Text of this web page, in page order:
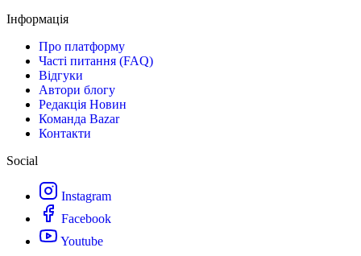
Інформація
Про платформу
Часті питання (FAQ)
Відгуки
Автори блогу
Редакція Новин
Команда Bazar
Контакти
Social
Instagram
Facebook
Youtube